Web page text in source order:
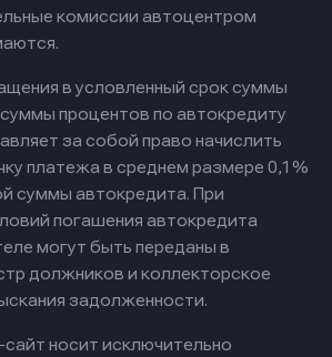
комиссии автоцентром
в условленный срок суммы
процентов по автокредиту
за собой право начислить
платежа в среднем размере 0,1%
суммы автокредита. При
погашения автокредита
могут быть переданы в
должников и коллекторское
задолженности.
носит исключительно